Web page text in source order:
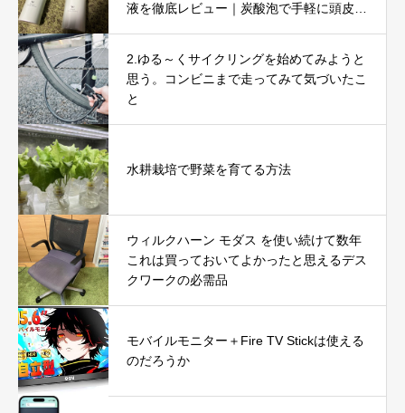
液を徹底レビュー｜炭酸泡で手軽に頭皮と
2.ゆる～くサイクリングを始めてみようと
思う。コンビニまで走ってみて気づいたこ
と
水耕栽培で野菜を育てる方法
ウィルクハーン モダス を使い続けて数年
これは買っておいてよかったと思えるデス
クワークの必需品
モバイルモニター＋Fire TV Stickは使える
のだろうか